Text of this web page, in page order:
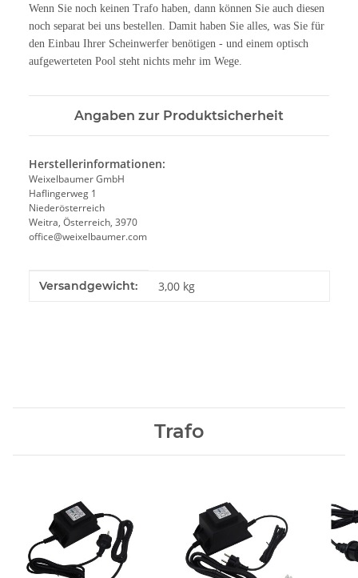
Wenn Sie noch keinen Trafo haben, dann können Sie auch diesen
noch separat bei uns bestellen. Damit haben Sie alles, was Sie für
den Einbau Ihrer Scheinwerfer benötigen - und einem optisch
aufgewerteten Pool steht nichts mehr im Wege.
Angaben zur Produktsicherheit
Herstellerinformationen:
Weixelbaumer GmbH
Haflingerweg 1
Niederösterreich
Weitra, Österreich, 3970
office@weixelbaumer.com
Produkteigenschaft
Wert
Versandgewicht: 3,00 kg
Trafo